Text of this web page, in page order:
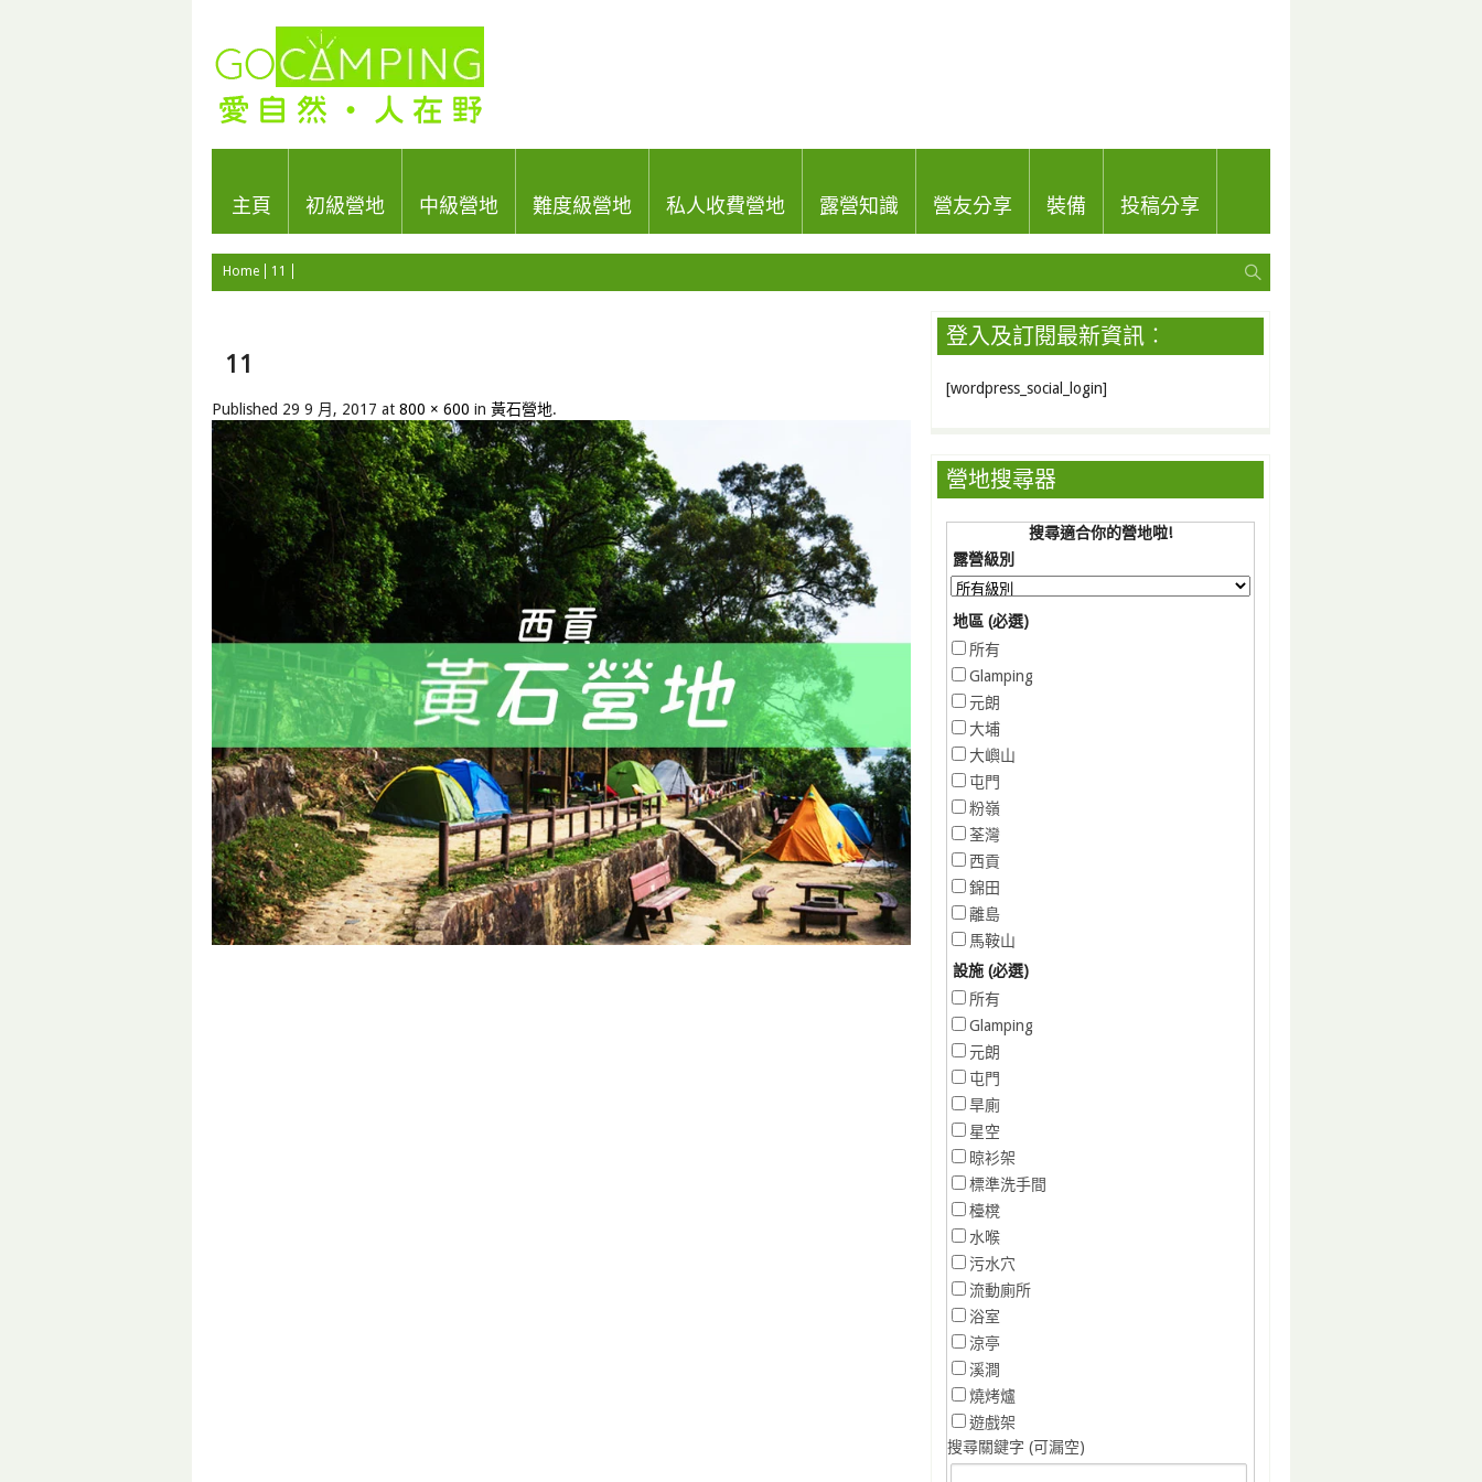
主頁 初級營地 中級營地 難度級營地 私人收費營地 露營知識 營友分享 裝備 投稿分享
Home 11
11
Published 29 9 月, 2017 at 800 × 600 in 黃石營地.
登入及訂閱最新資訊︰
[wordpress_social_login]
營地搜尋器
搜尋適合你的營地啦!
露營級別
地區 (必選)
所有
Glamping
元朗
大埔
大嶼山
屯門
粉嶺
荃灣
西貢
錦田
離島
馬鞍山
設施 (必選)
所有
Glamping
元朗
屯門
旱廁
星空
晾衫架
標準洗手間
檯櫈
水喉
污水穴
流動廁所
浴室
涼亭
溪澗
燒烤爐
遊戲架
搜尋關鍵字 (可漏空)